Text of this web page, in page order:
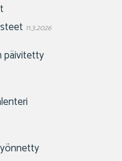
11.3.2026
päivitetty